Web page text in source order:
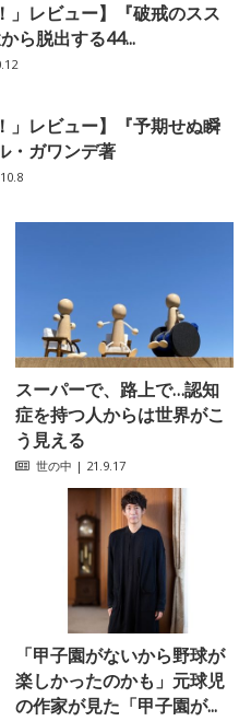
」レビュー】『破戒のスス
ら脱出する44...
」レビュー】『予期せぬ瞬
・ガワンデ著
スーパーで、路上で…認知
症を持つ人からは世界がこ
う見える
世の中 | 21.9.17
「甲子園がないから野球が
楽しかったのかも」元球児
の作家が見た「甲子園が...